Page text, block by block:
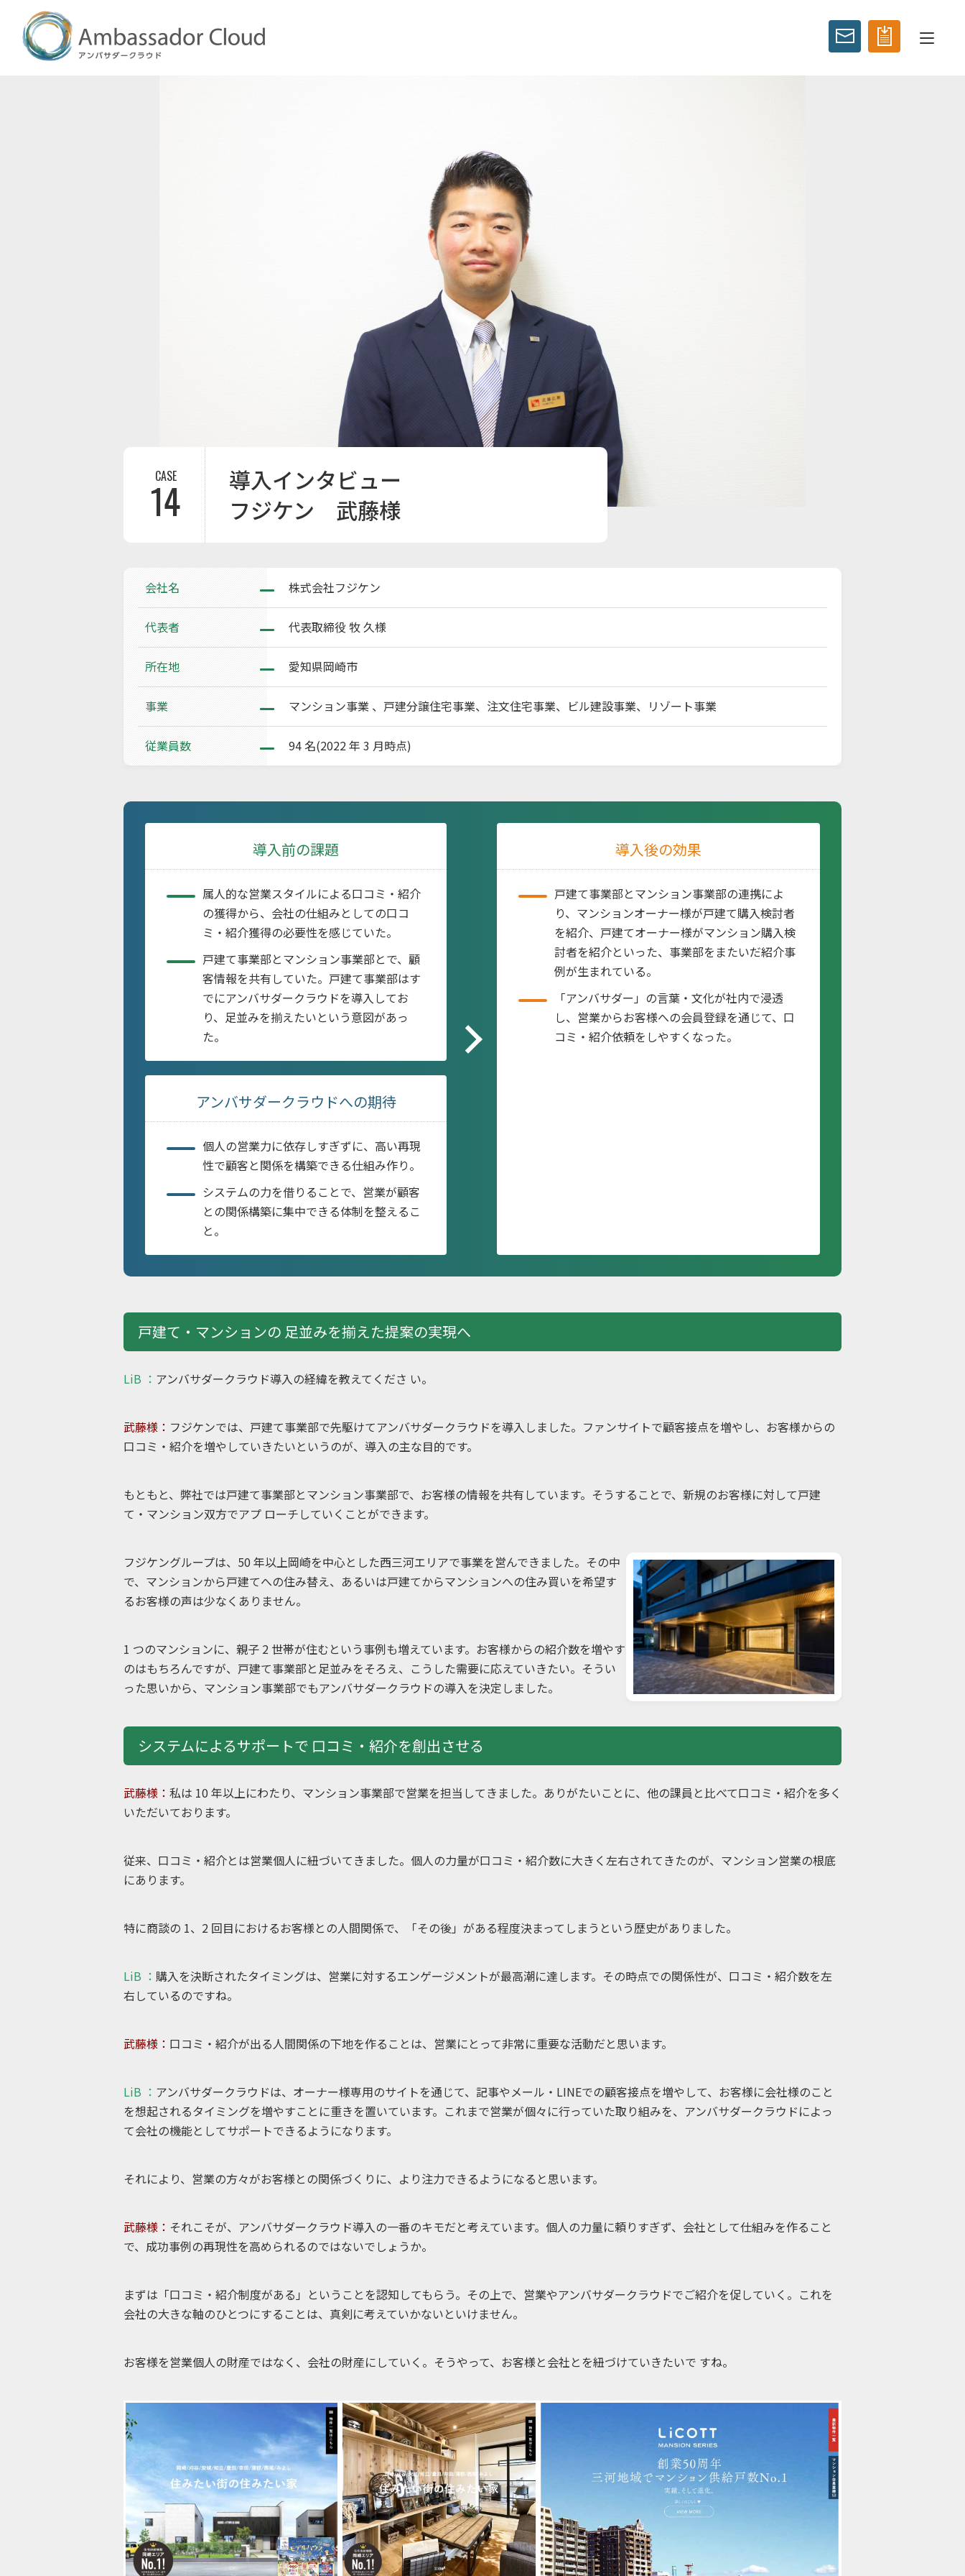
CASE
14
導入インタビュー
フジケン 武藤様
会社名 株式会社フジケン
代表者 代表取締役 牧 久様
所在地 愛知県岡崎市
事業 マンション事業 、戸建分譲住宅事業、注文住宅事業、ビル建設事業、リゾート事業
従業員数 94 名(2022 年 3 月時点)
導入前の課題
属人的な営業スタイルによる口コミ・紹介
の獲得から、会社の仕組みとしての口コ
ミ・紹介獲得の必要性を感じていた。
戸建て事業部とマンション事業部とで、顧
客情報を共有していた。戸建て事業部はす
でにアンバサダークラウドを導入してお
り、足並みを揃えたいという意図があっ
た。
アンバサダークラウドへの期待
個人の営業力に依存しすぎずに、高い再現
性で顧客と関係を構築できる仕組み作り。
システムの力を借りることで、営業が顧客
との関係構築に集中できる体制を整えるこ
と。
導入後の効果
戸建て事業部とマンション事業部の連携によ
り、マンションオーナー様が戸建て購入検討者
を紹介、戸建てオーナー様がマンション購入検
討者を紹介といった、事業部をまたいだ紹介事
例が生まれている。
「アンバサダー」の言葉・文化が社内で浸透
し、営業からお客様への会員登録を通じて、口
コミ・紹介依頼をしやすくなった。
戸建て・マンションの 足並みを揃えた提案の実現へ
LiB ： アンバサダークラウド導入の経緯を教えてくださ い。
武藤様： フジケンでは、戸建て事業部で先駆けてアンバサダークラウドを導入しました。ファンサイトで顧客接点を増やし、お客様からの
口コミ・紹介を増やしていきたいというのが、導入の主な目的です。
もともと、弊社では戸建て事業部とマンション事業部で、お客様の情報を共有しています。そうすることで、新規のお客様に対して戸建
て・マンション双方でアプ ローチしていくことができます。
フジケングループは、50 年以上岡崎を中心とした西三河エリアで事業を営んできました。その中
で、マンションから戸建てへの住み替え、あるいは戸建てからマンションへの住み買いを希望す
るお客様の声は少なくありません。
1 つのマンションに、親子 2 世帯が住むという事例も増えています。お客様からの紹介数を増やす
のはもちろんですが、戸建て事業部と足並みをそろえ、こうした需要に応えていきたい。そうい
った思いから、マンション事業部でもアンバサダークラウドの導入を決定しました。
システムによるサポートで 口コミ・紹介を創出させる
武藤様： 私は 10 年以上にわたり、マンション事業部で営業を担当してきました。ありがたいことに、他の課員と比べて口コミ・紹介を多く
いただいております。
従来、口コミ・紹介とは営業個人に紐づいてきました。個人の力量が口コミ・紹介数に大きく左右されてきたのが、マンション営業の根底
にあります。
特に商談の 1、2 回目におけるお客様との人間関係で、「その後」がある程度決まってしまうという歴史がありました。
LiB ： 購入を決断されたタイミングは、営業に対するエンゲージメントが最高潮に達します。その時点での関係性が、口コミ・紹介数を左
右しているのですね。
武藤様： 口コミ・紹介が出る人間関係の下地を作ることは、営業にとって非常に重要な活動だと思います。
LiB ： アンバサダークラウドは、オーナー様専用のサイトを通じて、記事やメール・LINEでの顧客接点を増やして、お客様に会社様のこと
を想起されるタイミングを増やすことに重きを置いています。これまで営業が個々に行っていた取り組みを、アンバサダークラウドによっ
て会社の機能としてサポートできるようになります。
それにより、営業の方々がお客様との関係づくりに、より注力できるようになると思います。
武藤様： それこそが、アンバサダークラウド導入の一番のキモだと考えています。個人の力量に頼りすぎず、会社として仕組みを作ること
で、成功事例の再現性を高められるのではないでしょうか。
まずは「口コミ・紹介制度がある」ということを認知してもらう。その上で、営業やアンバサダークラウドでご紹介を促していく。これを
会社の大きな軸のひとつにすることは、真剣に考えていかないといけません。
お客様を営業個人の財産ではなく、会社の財産にしていく。そうやって、お客様と会社とを紐づけていきたいで すね。